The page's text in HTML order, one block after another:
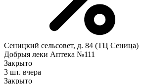
Сеницкий сельсовет, д. 84 (ТЦ Сеница)
Добрыя леки Аптека №111
Закрыто
3 шт. вчера
Закрыто